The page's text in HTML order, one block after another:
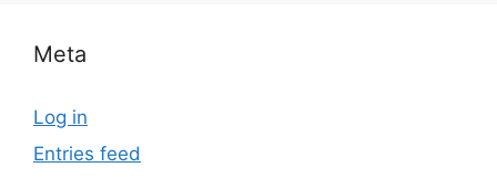
Meta
Log in
Entries feed